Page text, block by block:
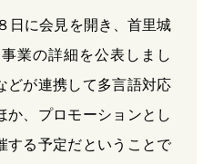
日に会見を開き、首里城
業の詳細を公表しまし
どが連携して多言語対応
か、プロモーションとし
する予定だということで